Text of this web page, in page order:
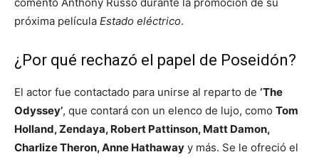
próxima película Estado eléctrico.
¿Por qué rechazó el papel de Poseidón?
El actor fue contactado para unirse al reparto de ‘The
Odyssey’, que contará con un elenco de lujo, como Tom
Holland, Zendaya, Robert Pattinson, Matt Damon,
Charlize Theron, Anne Hathaway y más. Se le ofreció el